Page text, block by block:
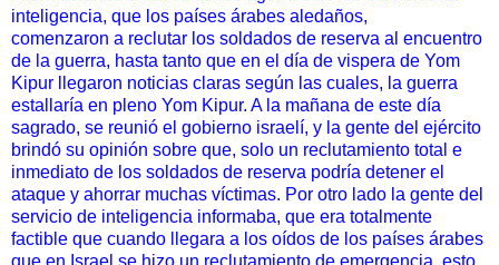
inteligencia, que los países árabes aledaños,
comenzaron a reclutar los soldados de reserva al encuentro
de la guerra, hasta tanto que en el día de vispera de Yom
Kipur llegaron noticias claras según las cuales, la guerra
estallaría en pleno Yom Kipur. A la mañana de este día
sagrado, se reunió el gobierno israelí, y la gente del ejército
brindó su opinión sobre que, solo un reclutamiento total e
inmediato de los soldados de reserva podría detener el
ataque y ahorrar muchas víctimas. Por otro lado la gente del
servicio de inteligencia informaba, que era totalmente
factible que cuando llegara a los oídos de los países árabes